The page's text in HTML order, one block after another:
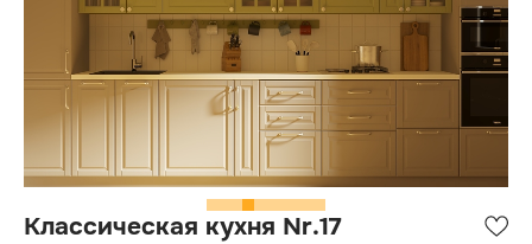
Классическая кухня Nr.17